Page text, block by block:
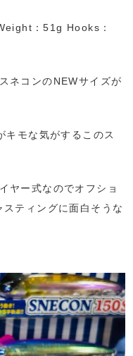
：51g Hooks：
ネコンのNEWサイズが
キモな気がするこのス
ヤー式なのでオフショ
ティングに面白そうな